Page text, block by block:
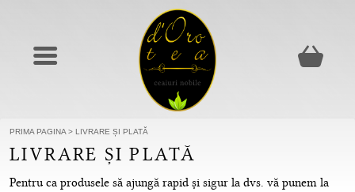
PRIMA PAGINA > LIVRARE ȘI PLATĂ
LIVRARE ȘI PLATĂ
Pentru ca produsele să ajungă rapid și sigur la dvs. vă punem la